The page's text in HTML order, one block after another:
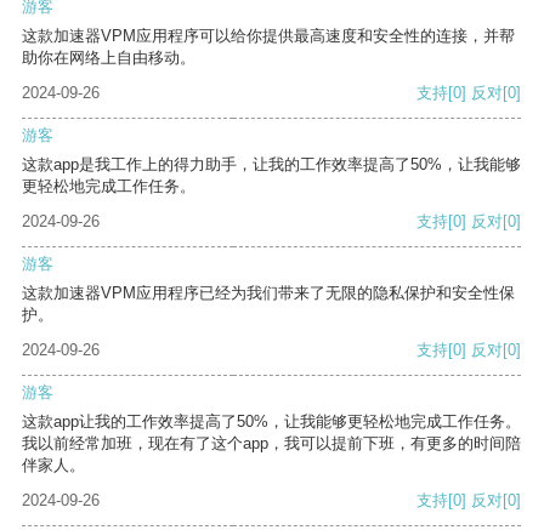
游客
这款加速器VPM应用程序可以给你提供最高速度和安全性的连接，并帮
助你在网络上自由移动。
2024-09-26
支持[0] 反对[0]
游客
这款app是我工作上的得力助手，让我的工作效率提高了50%，让我能够
更轻松地完成工作任务。
2024-09-26
支持[0] 反对[0]
游客
这款加速器VPM应用程序已经为我们带来了无限的隐私保护和安全性保
护。
2024-09-26
支持[0] 反对[0]
游客
这款app让我的工作效率提高了50%，让我能够更轻松地完成工作任务。
我以前经常加班，现在有了这个app，我可以提前下班，有更多的时间陪
伴家人。
2024-09-26
支持[0] 反对[0]